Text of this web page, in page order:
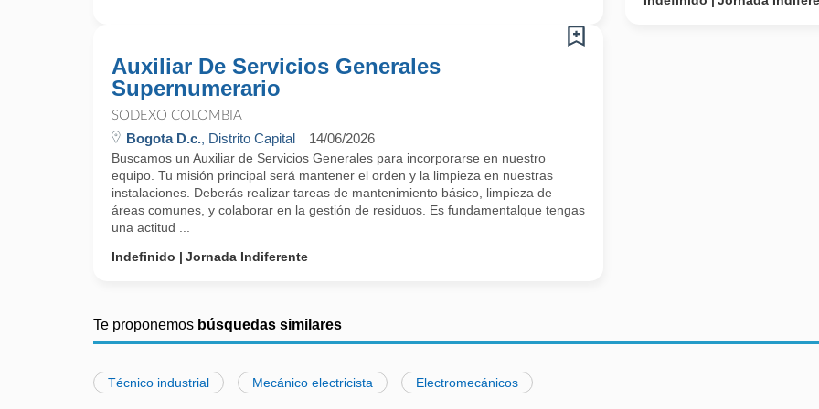
Auxiliar De Servicios Generales
Supernumerario
SODEXO COLOMBIA
Bogota D.c., Distrito Capital 14/06/2026
Buscamos un Auxiliar de Servicios Generales para incorporarse en nuestro
equipo. Tu misión principal será mantener el orden y la limpieza en nuestras
instalaciones. Deberás realizar tareas de mantenimiento básico, limpieza de
áreas comunes, y colaborar en la gestión de residuos. Es fundamentalque tengas
una actitud ...
Indefinido
Jornada Indiferente
Te proponemos búsquedas similares
Técnico industrial Mecánico electricista Electromecánicos